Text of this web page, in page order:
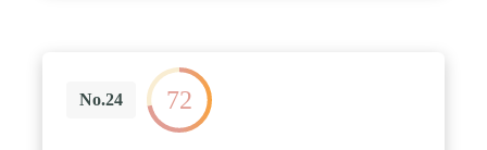
No.24 72